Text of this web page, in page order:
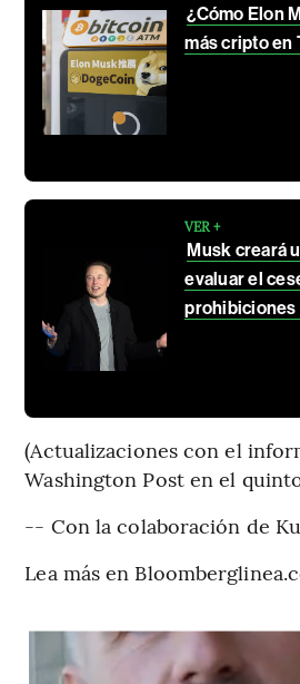
¿Cómo Elon
más cripto en
VER +
Musk creará
evaluar el
prohibiciones
(Actualizaciones con el
Washington Post en el
-- Con la colaboración de
Lea más en